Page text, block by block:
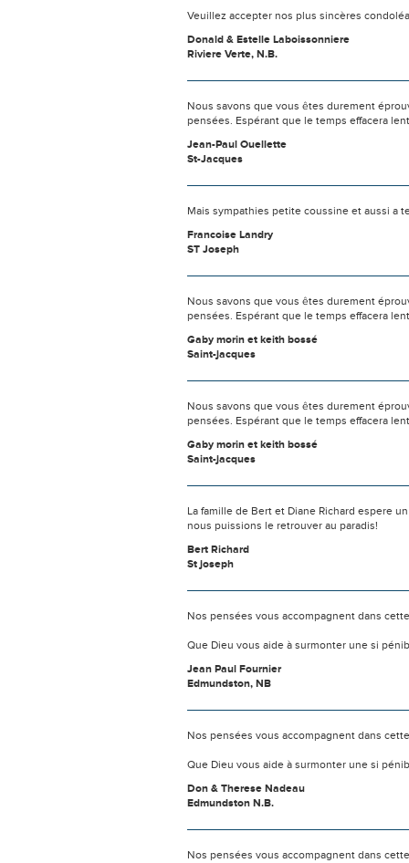
Veuillez accepter nos plus sincères
Donald & Estelle Laboissonniere
Riviere Verte, N.B.
Nous savons que vous êtes durement
pensées. Espérant que le temps effacera
Jean-Paul Ouellette
St-Jacques
Mais sympathies petite coussine et aussi a
Francoise Landry
ST Joseph
Nous savons que vous êtes durement
pensées. Espérant que le temps effacera
Gaby morin et keith bossé
Saint-jacques
Nous savons que vous êtes durement
pensées. Espérant que le temps effacera
Gaby morin et keith bossé
Saint-jacques
La famille de Bert et Diane Richard espere
nous puissions le retrouver au paradis!
Bert Richard
St joseph
Nos pensées vous accompagnent dans
Que Dieu vous aide à surmonter une si
Jean Paul Fournier
Edmundston, NB
Nos pensées vous accompagnent dans
Que Dieu vous aide à surmonter une si
Don & Therese Nadeau
Edmundston N.B.
Nos pensées vous accompagnent dans